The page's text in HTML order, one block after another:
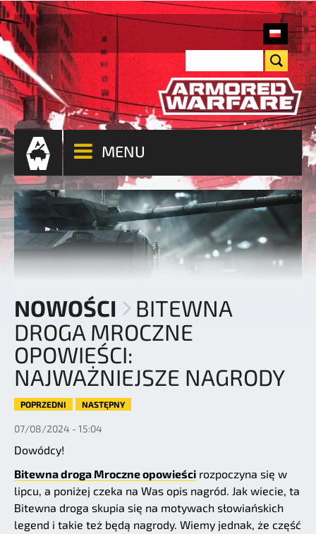
MENU
NOWOŚCI
BITEWNA
DROGA MROCZNE
OPOWIEŚCI:
NAJWAŻNIEJSZE NAGRODY
POPRZEDNI NASTĘPNY
07/08/2024 - 15:04
Dowódcy!
Bitewna droga Mroczne opowieści rozpoczyna się w
lipcu, a poniżej czeka na Was opis nagród. Jak wiecie, ta
Bitewna droga skupia się na motywach słowiańskich
legend i takie też będą nagrody. Wiemy jednak, że część